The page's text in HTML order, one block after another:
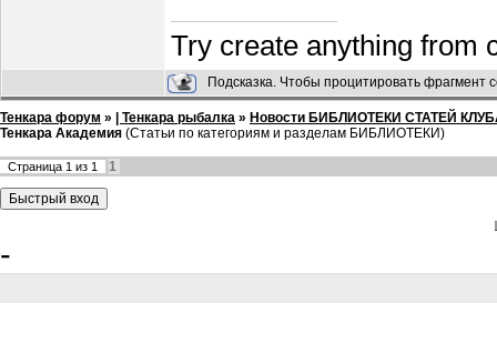
Try create anything from
Подсказка. Чтобы процитировать фрагмент
Тенкара форум » | Тенкара рыбалка » Новости БИБЛИОТЕКИ СТАТЕЙ
Тенкара Академия (Статьи по категориям и разделам БИБЛИОТЕКИ)
Страница 1 из 1 1
-